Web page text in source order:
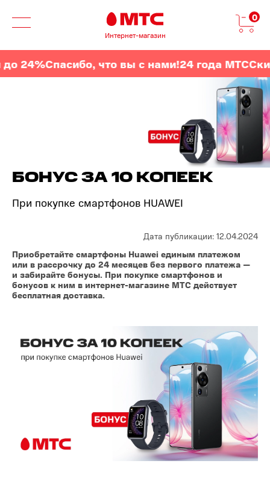
Интернет-магазин
0
24%Спасибо, что вы с нами!24 года МТС
БОНУС ЗА 10 КОПЕЕК
При покупке смартфонов HUAWEI
Дата публикации: 12.04.2024
Приобретайте смартфоны Huawei единым платежом
или в рассрочку до 24 месяцев без первого платежа —
и забирайте бонусы. При покупке смартфонов и
бонусов к ним в интернет-магазине МТС действует
бесплатная доставка.